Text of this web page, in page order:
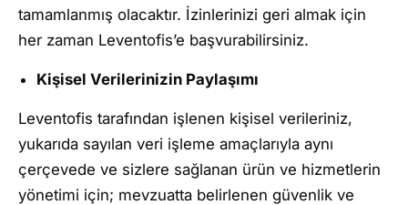
tamamlanmış olacaktır. İzinlerinizi geri almak için
her zaman Leventofis’e başvurabilirsiniz.
Kişisel Verilerinizin Paylaşımı
Leventofis tarafından işlenen kişisel verileriniz,
yukarıda sayılan veri işleme amaçlarıyla aynı
çerçevede ve sizlere sağlanan ürün ve hizmetlerin
yönetimi için; mevzuatta belirlenen güvenlik ve